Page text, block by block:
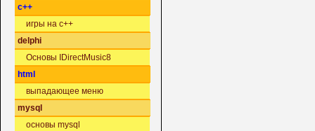
c++
игры на c++
delphi
Основы IDirectMusic8
html
выпадающее меню
mysql
основы mysql